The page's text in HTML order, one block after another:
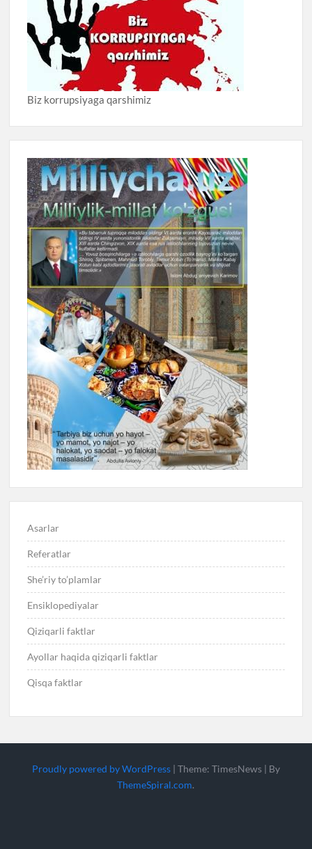
Biz korrupsiyaga qarshimiz
Asarlar
Referatlar
She’riy to’plamlar
Ensiklopediyalar
Qiziqarli faktlar
Ayollar haqida qiziqarli faktlar
Qisqa faktlar
Proudly powered by WordPress | Theme: TimesNews | By
ThemeSpiral.com.